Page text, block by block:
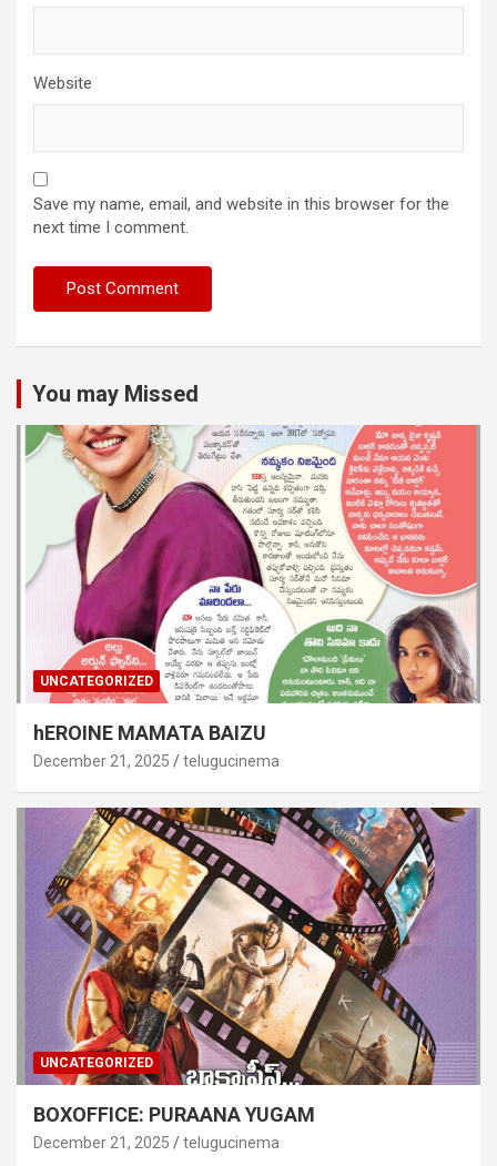
Website
Save my name, email, and website in this browser for the
next time I comment.
You may Missed
UNCATEGORIZED
hEROINE MAMATA BAIZU
December 21, 2025 telugucinema
UNCATEGORIZED
BOXOFFICE: PURAANA YUGAM
December 21, 2025 telugucinema